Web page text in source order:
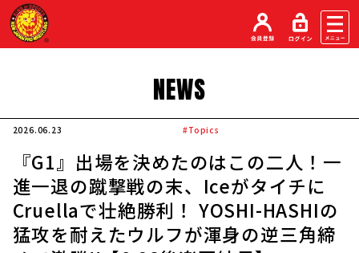
NEWS
2026.06.23 #Topics
『G1』出場を決めたのはこの二人！一
進一退の蹴撃戦の末、Iceがタイチに
Cruellaで壮絶勝利！ YOSHI-HASHIの
猛攻を耐えたウルフが渾身の逆三角締